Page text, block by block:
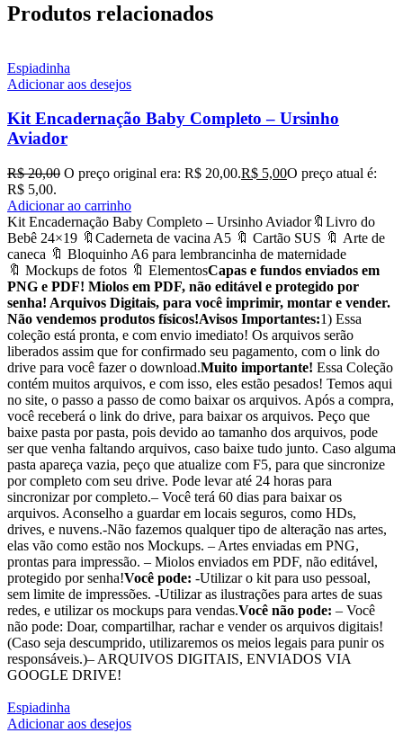
Produtos relacionados
Espiadinha
Adicionar aos desejos
Kit Encadernação Baby Completo – Ursinho
Aviador
R$20,00 O preço original era: R$ 20,00.R$ 5,00O preço atual é:
R$ 5,00.
Adicionar ao carrinho
Kit Encadernação Baby Completo – Ursinho Aviador🔖Livro do
Bebê 24×19 🔖Caderneta de vacina A5 🔖 Cartão SUS 🔖 Arte de
caneca 🔖 Bloquinho A6 para lembrancinha de maternidade
🔖 Mockups de fotos 🔖 ElementosCapas e fundos enviados em
PNG e PDF! Miolos em PDF, não editável e protegido por
senha! Arquivos Digitais, para você imprimir, montar e vender.
Não vendemos produtos físicos!Avisos Importantes:1) Essa
coleção está pronta, e com envio imediato! Os arquivos serão
liberados assim que for confirmado seu pagamento, com o link do
drive para você fazer o download.Muito importante! Essa Coleção
contém muitos arquivos, e com isso, eles estão pesados! Temos aqui
no site, o passo a passo de como baixar os arquivos. Após a compra,
você receberá o link do drive, para baixar os arquivos. Peço que
baixe pasta por pasta, pois devido ao tamanho dos arquivos, pode
ser que venha faltando arquivos, caso baixe tudo junto. Caso alguma
pasta apareça vazia, peço que atualize com F5, para que sincronize
por completo com seu drive. Pode levar até 24 horas para
sincronizar por completo.– Você terá 60 dias para baixar os
arquivos. Aconselho a guardar em locais seguros, como HDs,
drives, e nuvens.-Não fazemos qualquer tipo de alteração nas artes,
elas vão como estão nos Mockups. – Artes enviadas em PNG,
prontas para impressão. – Miolos enviados em PDF, não editável,
protegido por senha!Você pode: -Utilizar o kit para uso pessoal,
sem limite de impressões. -Utilizar as ilustrações para artes de suas
redes, e utilizar os mockups para vendas.Você não pode: – Você
não pode: Doar, compartilhar, rachar e vender os arquivos digitais!
(Caso seja descumprido, utilizaremos os meios legais para punir os
responsáveis.)– ARQUIVOS DIGITAIS, ENVIADOS VIA
GOOGLE DRIVE!
Espiadinha
Adicionar aos desejos